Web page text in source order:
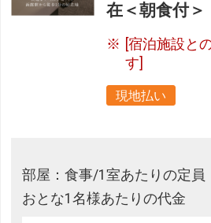
在＜朝食付＞
[宿泊施設と
す]
現地払い
部屋：食事/1室あたりの定員
おとな1名様あたりの代金